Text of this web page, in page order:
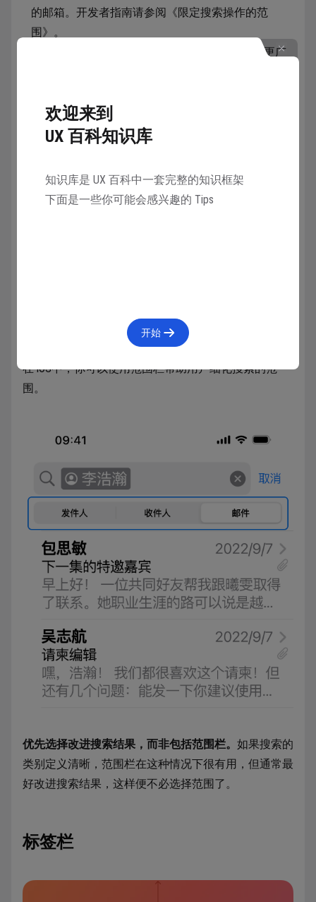
的邮箱。开发者指南请参阅《限定搜索操作的范
围》。
更广
使用标记筛选常见搜索项或项目。
标记时，它所代表的项会获得一个将其包裹起来的视
项。标记可以澄清搜索项（如在邮件中按特定联系人
筛选），或将搜索聚焦到特定属性集（如在信息中筛
在 iOS中，你可以使用范围栏帮助用户细化搜索的范
围。
优先选择改进搜索结果，而非包括范围栏。 如果搜索的
类别定义清晰，范围栏在这种情况下很有用，但通常最
好改进搜索结果，这样便不必选择范围了。
标签栏
欢迎来到
UX 百科知识库
知识库是 UX 百科中一套完整的知识框架
下面是一些你可能会感兴趣的 Tips
开始